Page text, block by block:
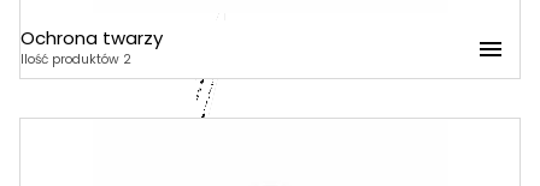
Ochrona twarzy
Ilość produktów 2 Ochrona twarzy
Przyłbice